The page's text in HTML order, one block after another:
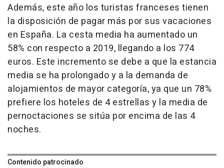
Además, este año los turistas franceses tienen
la disposición de pagar más por sus vacaciones
en España. La cesta media ha aumentado un
58% con respecto a 2019, llegando a los 774
euros. Este incremento se debe a que la estancia
media se ha prolongado y a la demanda de
alojamientos de mayor categoría, ya que un 78%
prefiere los hoteles de 4 estrellas y la media de
pernoctaciones se sitúa por encima de las 4
noches.
Contenido patrocinado